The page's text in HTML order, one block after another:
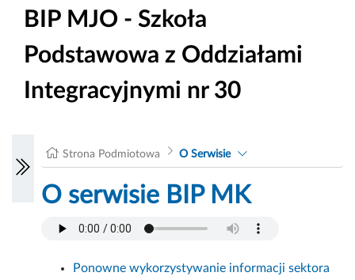
BIP MJO - Szkoła
Podstawowa z Oddziałami
Integracyjnymi nr 30
Strona Podmiotowa O Serwisie
O serwisie BIP MK
Ponowne wykorzystywanie informacji sektora